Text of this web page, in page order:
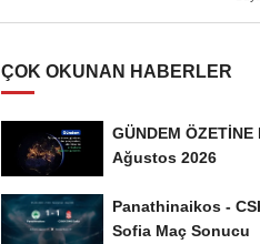
ÇOK OKUNAN HABERLER
GÜNDEM ÖZETİNE
Ağustos 2026
Panathinaikos -
Sofia Maç Sonucu